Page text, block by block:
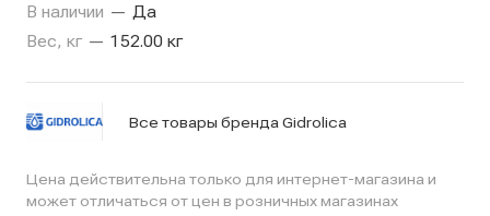
В наличии — Да
Вес, кг — 152.00 кг
Все товары бренда Gidrolica
Цена действительна только для интернет-магазина и
может отличаться от цен в розничных магазинах